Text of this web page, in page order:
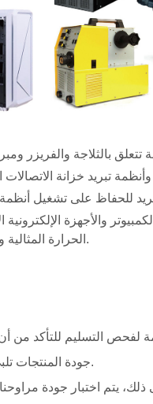
بالثلاجة والفريزر
للحفاظ على تشغيل أنظمة
والأجهزة
الحرارة المثالية والسرعة المثالية.
جودة المنتجات تلبي متطلبات العميل.
ذلك، يتم اختبار جودة